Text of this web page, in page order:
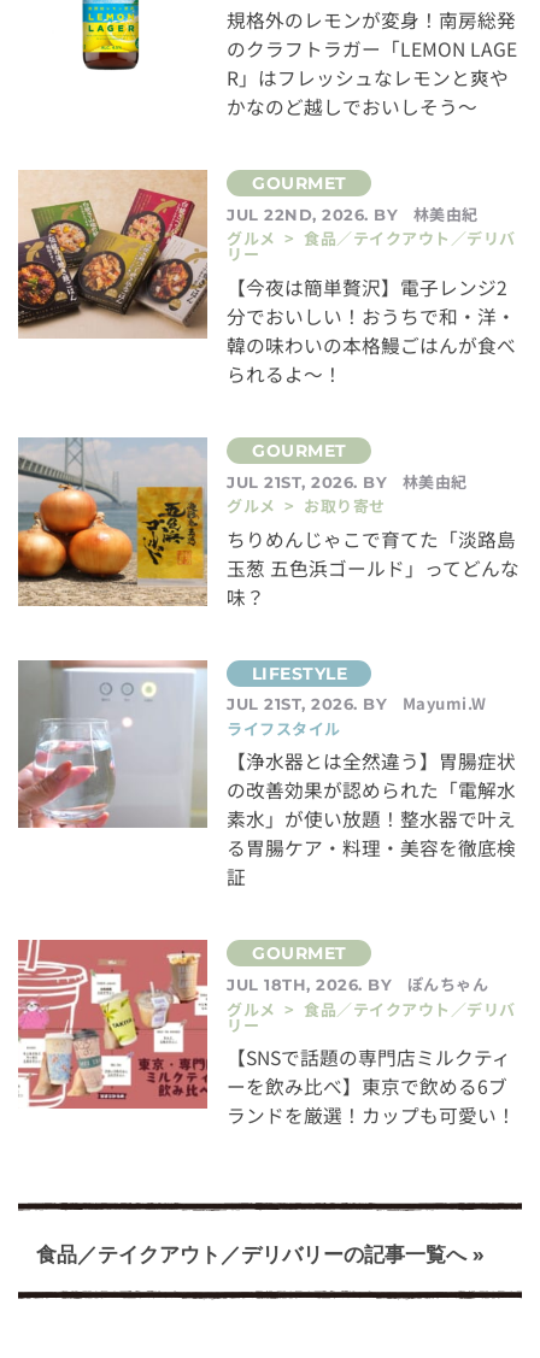
規格外のレモンが変身！南房総発
のクラフトラガー「LEMON LAGE
R」はフレッシュなレモンと爽や
かなのど越しでおいしそう～
JUL 22ND, 2026. BY
林美由紀
グルメ > 食品／テイクアウト／デリバ
リー
【今夜は簡単贅沢】電子レンジ2
分でおいしい！おうちで和・洋・
韓の味わいの本格鰻ごはんが食べ
られるよ～！
JUL 21ST, 2026. BY
林美由紀
グルメ > お取り寄せ
ちりめんじゃこで育てた「淡路島
玉葱 五色浜ゴールド」ってどんな
味？
JUL 21ST, 2026. BY
Mayumi.W
ライフスタイル
【浄水器とは全然違う】胃腸症状
の改善効果が認められた「電解水
素水」が使い放題！整水器で叶え
る胃腸ケア・料理・美容を徹底検
証
JUL 18TH, 2026. BY
ぽんちゃん
グルメ > 食品／テイクアウト／デリバ
リー
【SNSで話題の専門店ミルクティ
ーを飲み比べ】東京で飲める6ブ
ランドを厳選！カップも可愛い！
食品／テイクアウト／デリバリーの記事一覧へ »